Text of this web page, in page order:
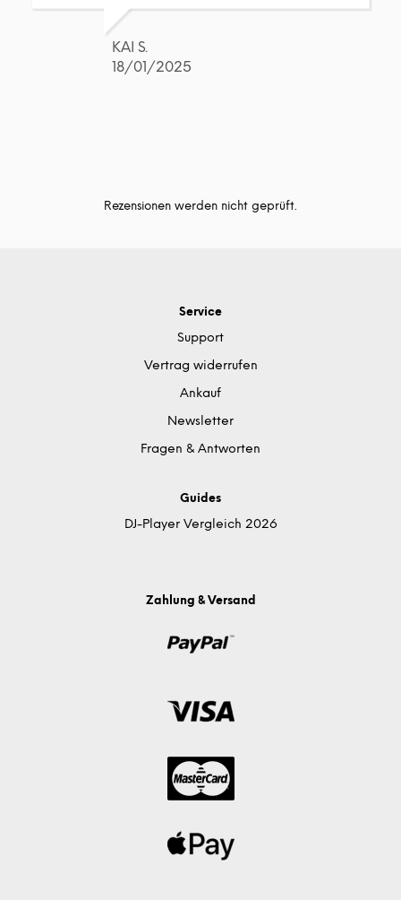
KAI S.
18/01/2025
Rezensionen werden nicht geprüft.
Service
Support
Vertrag widerrufen
Ankauf
Newsletter
Fragen & Antworten
Guides
DJ-Player Vergleich 2026
Zahlung & Versand